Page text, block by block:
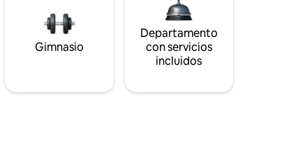
Gimnasio
Departamento
con servicios
incluidos